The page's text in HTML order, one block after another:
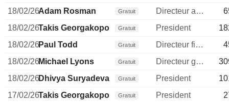
18/02/26Adam Rosman Gratuit Directeur administratif
18/02/26Takis GeorgakopoulosGratuit President
18/02/26Paul Todd Gratuit Directeur financier
18/02/26Michael Lyons Gratuit Directeur general
18/02/26Dhivya Suryadevara Gratuit President
17/02/26Takis GeorgakopoulosGratuit President